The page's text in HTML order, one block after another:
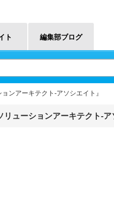
ト 編集部ブログ
ンアーキテクト-アソシエイト』
ューションアーキテクト-ア